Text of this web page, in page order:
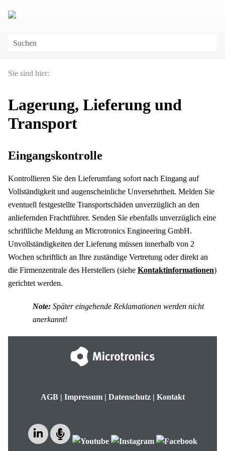
Sie sind hier:
Lagerung, Lieferung und
Transport
Eingangskontrolle
Kontrollieren Sie den Lieferumfang sofort nach Eingang auf
Vollständigkeit und augenscheinliche Unversehrtheit. Melden Sie
eventuell festgestellte Transportschäden unverzüglich an den
anliefernden Frachtführer. Senden Sie ebenfalls unverzüglich eine
schriftliche Meldung an Microtronics Engineering GmbH.
Unvollständigkeiten der Lieferung müssen innerhalb von 2
Wochen schriftlich an Ihre zuständige Vertretung oder direkt an
die Firmenzentrale des Herstellers (siehe Kontaktinformationen)
gerichtet werden.
Note:Später eingehende Reklamationen werden nicht
anerkannt!
AGB| Impressum| Datenschutz| Kontakt